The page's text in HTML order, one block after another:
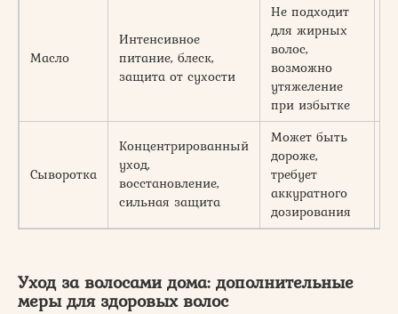
Масло
Интенсивное
питание, блеск,
защита от сухости
Не подходит
для жирных
волос,
возможно
утяжеление
при избытке
Сыворотка
Концентрированный
уход,
восстановление,
сильная защита
Может быть
дороже,
требует
аккуратного
дозирования
Уход за волосами дома: дополнительные
меры для здоровых волос